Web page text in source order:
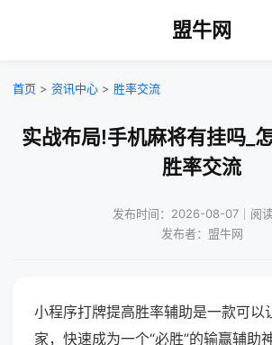
盟牛网
首页 > 资讯中心 > 胜率交流
实战布局!手机麻将有挂吗_
胜率交流
发布时间：2026-08-07｜阅
发布者：盟牛网
小程序打牌提高胜率辅助是一款可以
家，快速成为一个“必胜”的输赢辅助